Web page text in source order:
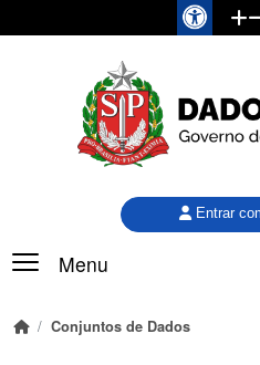
Pular para o conteúdo principal
Menu
Entrar
Conjuntos de Dados